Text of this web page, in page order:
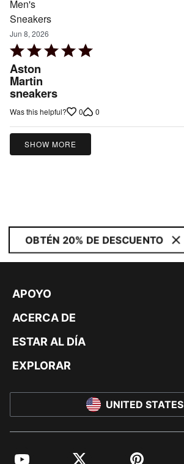
Jun 8, 2026
Rated
5
out
of
5
Aston
Martin
sneakers
Was this helpful? 0 0
SHOW MORE
OBTÉN 20% DE DESCUENTO
APOYO
ACERCA DE
ESTAR AL DÍA
EXPLORAR
UNITED STATES